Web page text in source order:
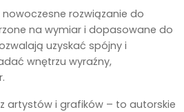
nowoczesne rozwiązanie do
na wymiar i dopasowane do
uzyskać spójny i
wnętrzu wyraźny,
artystów i grafików – to autorskie